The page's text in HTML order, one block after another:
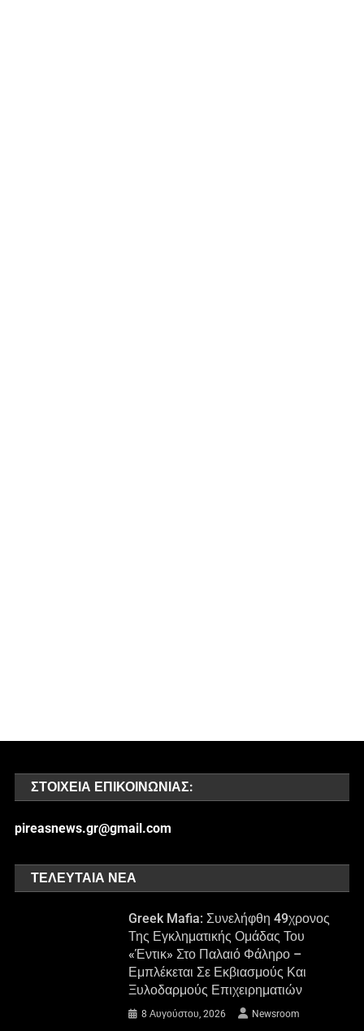
ΣΤΟΙΧΕΊΑ ΕΠΙΚΟΙΝΩΝΊΑΣ:
pireasnews.gr@gmail.com
ΤΕΛΕΥΤΑΊΑ ΝΈΑ
Greek Mafia: Συνελήφθη 49χρονος
Της Εγκληματικής Ομάδας Του
«Έντικ» Στο Παλαιό Φάληρο –
Εμπλέκεται Σε Εκβιασμούς Και
Ξυλοδαρμούς Επιχειρηματιών
8 Αυγούστου, 2026 Newsroom